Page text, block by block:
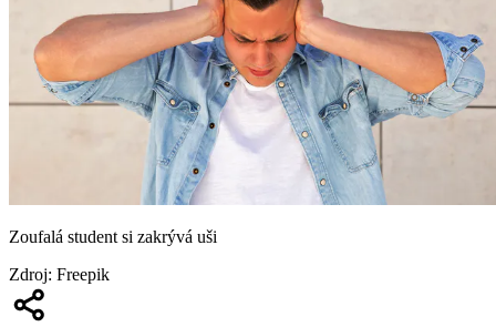
Zoufalá student si zakrývá uši
Zdroj: Freepik